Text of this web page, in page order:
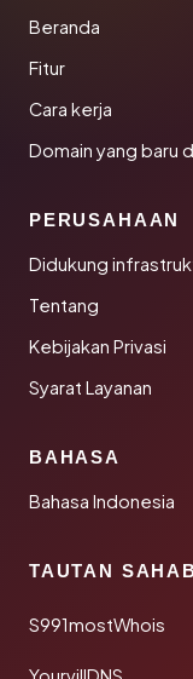
Beranda
Fitur
Cara kerja
Domain yang baru
PERUSAHAAN
Didukung
Tentang
Kebijakan Privasi
Syarat Layanan
BAHASA
Bahasa Indonesia
TAUTAN
S991mostWhois